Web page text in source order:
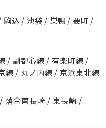
駒込 / 池袋 / 巣鴨 / 要町 /
/ 副都心線 / 有楽町線 /
線 / 丸ノ内線 / 京浜東北線
/ 落合南長崎 / 東長崎 /